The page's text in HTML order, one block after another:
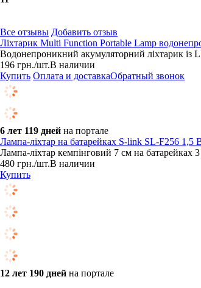
Все отзывы Добавить отзыв
Ліхтарик Multi Function Portable Lamp
Водонепроникний акумуляторний ліхтарик із
196 грн./шт.В наличии
Купить Оплата и доставкаОбратный звонок
6 лет 119 дней на портале
Лампа-ліхтар на батарейках S-link SL-F256 1,5
Лампа-ліхтар кемпінговий 7 см на батарейках
480 грн./шт.В наличии
Купить
12 лет 190 дней на портале